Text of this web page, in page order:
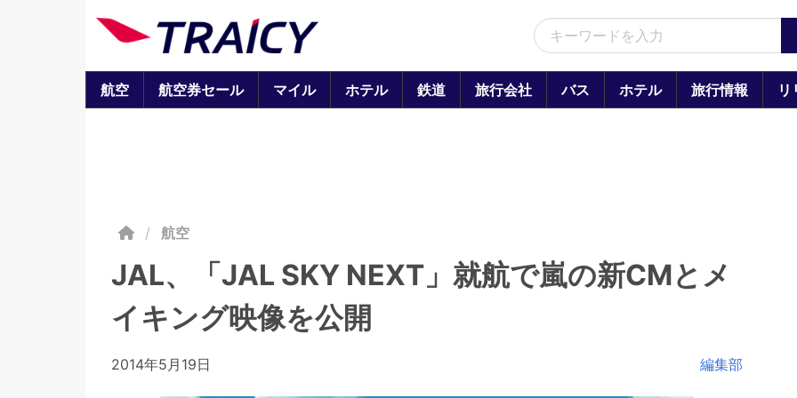
航空 航空券セール マイル ホテル 鉄道 旅行会社 バス ホテル 旅行情報 リ
/ 航空
JAL、「JAL SKY NEXT」就航で嵐の新CMとメ
イキング映像を公開
2014年5月19日 編集部